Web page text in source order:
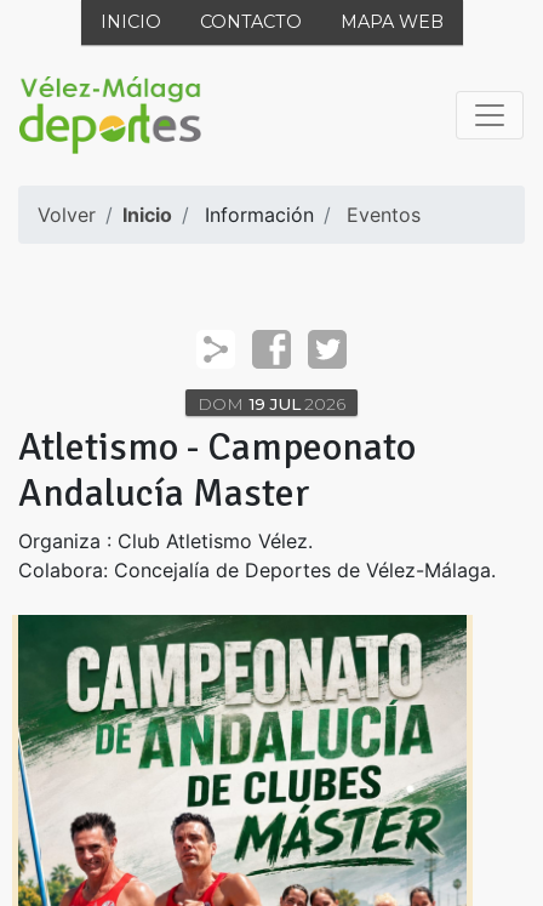
INICIO CONTACTO MAPA WEB
Volver Inicio Información Eventos
DOM 19 JUL2026
Atletismo - Campeonato
Andalucía Master
Organiza : Club Atletismo Vélez.
Colabora: Concejalía de Deportes de Vélez-Málaga.